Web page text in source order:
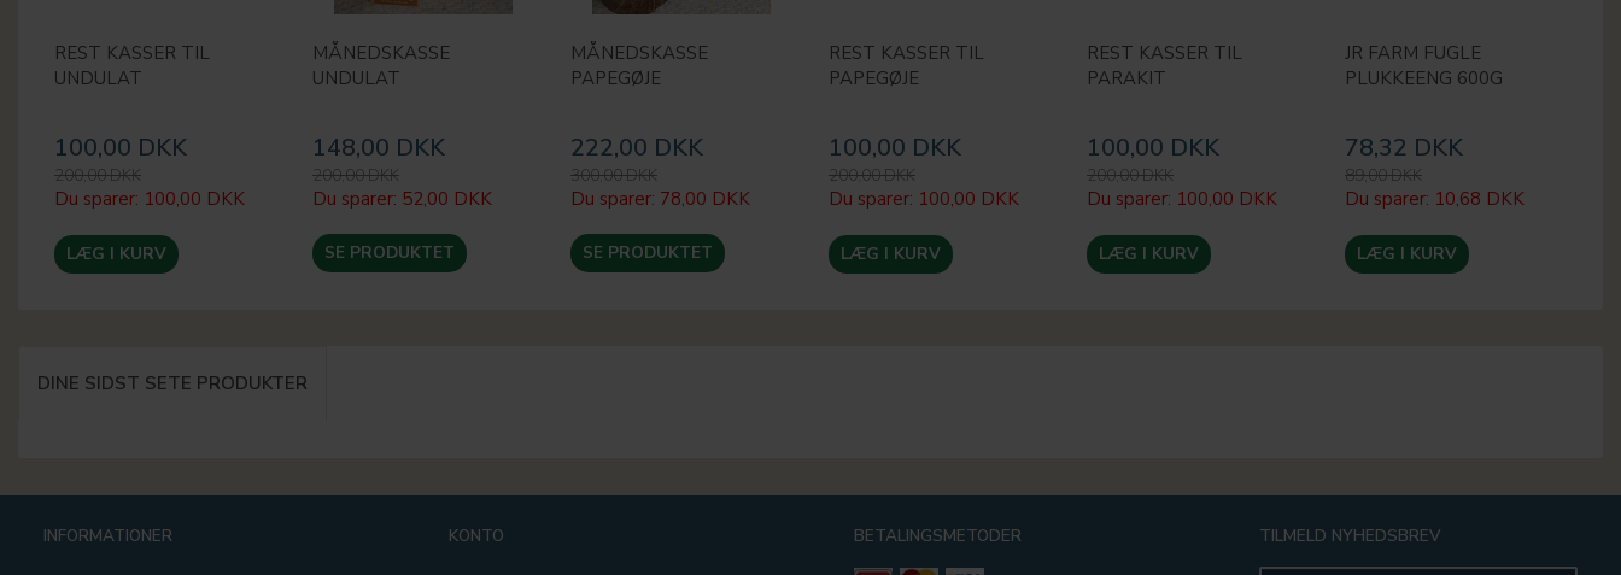
REST KASSER TIL
UNDULAT
100,00 DKK
200,00 DKK
Du sparer: 100,00 DKK
LÆG I KURV
MÅNEDSKASSE
UNDULAT
148,00 DKK
200,00 DKK
Du sparer: 52,00 DKK
SE PRODUKTET
MÅNEDSKASSE
PAPEGØJE
222,00 DKK
300,00 DKK
Du sparer: 78,00 DKK
SE PRODUKTET
REST KASSER TIL
PAPEGØJE
100,00 DKK
200,00 DKK
Du sparer: 100,00 DKK
LÆG I KURV
REST KASSER TIL
PARAKIT
100,00 DKK
200,00 DKK
Du sparer: 100,00 DKK
LÆG I KURV
JR FARM FUGLE
PLUKKEENG 600G
78,32 DKK
89,00 DKK
Du sparer: 10,68 DKK
LÆG I KURV
DINE SIDST SETE PRODUKTER
INFORMATIONER KONTO BETALINGSMETODER
TILMELD NYHEDSBREV